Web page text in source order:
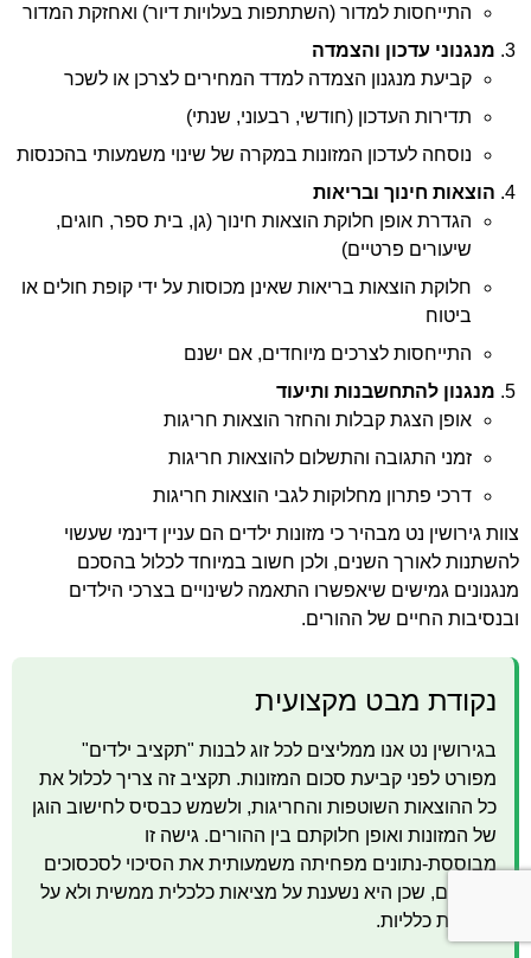
התייחסות למדור (השתתפות בעלויות דיור) ואחזקת המדור
מנגנוני עדכון והצמדה
קביעת מנגנון הצמדה למדד המחירים לצרכן או לשכר
תדירות העדכון (חודשי, רבעוני, שנתי)
נוסחה לעדכון המזונות במקרה של שינוי משמעותי בהכנסות
הוצאות חינוך ובריאות
הגדרת אופן חלוקת הוצאות חינוך (גן, בית ספר, חוגים,
שיעורים פרטיים)
חלוקת הוצאות בריאות שאינן מכוסות על ידי קופת חולים או
ביטוח
התייחסות לצרכים מיוחדים, אם ישנם
מנגנון להתחשבנות ותיעוד
אופן הצגת קבלות והחזר הוצאות חריגות
זמני התגובה והתשלום להוצאות חריגות
דרכי פתרון מחלוקות לגבי הוצאות חריגות
צוות גירושין נט מבהיר כי מזונות ילדים הם עניין דינמי שעשוי
להשתנות לאורך השנים, ולכן חשוב במיוחד לכלול בהסכם
מנגנונים גמישים שיאפשרו התאמה לשינויים בצרכי הילדים
ובנסיבות החיים של ההורים.
נקודת מבט מקצועית
בגירושין נט אנו ממליצים לכל זוג לבנות "תקציב ילדים"
מפורט לפני קביעת סכום המזונות. תקציב זה צריך לכלול את
כל ההוצאות השוטפות והחריגות, ולשמש כבסיס לחישוב הוגן
של המזונות ואופן חלוקתם בין ההורים. גישה זו
מבוססת-נתונים מפחיתה משמעותית את הסיכוי לסכסוכים
עתידיים, שכן היא נשענת על מציאות כלכלית ממשית ולא על
הערכות כלליות.